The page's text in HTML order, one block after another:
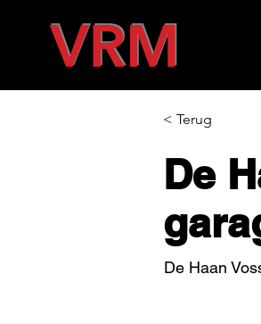
< Terug
De
De Haan